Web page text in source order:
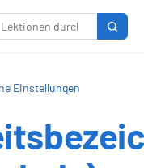
Einstellungen